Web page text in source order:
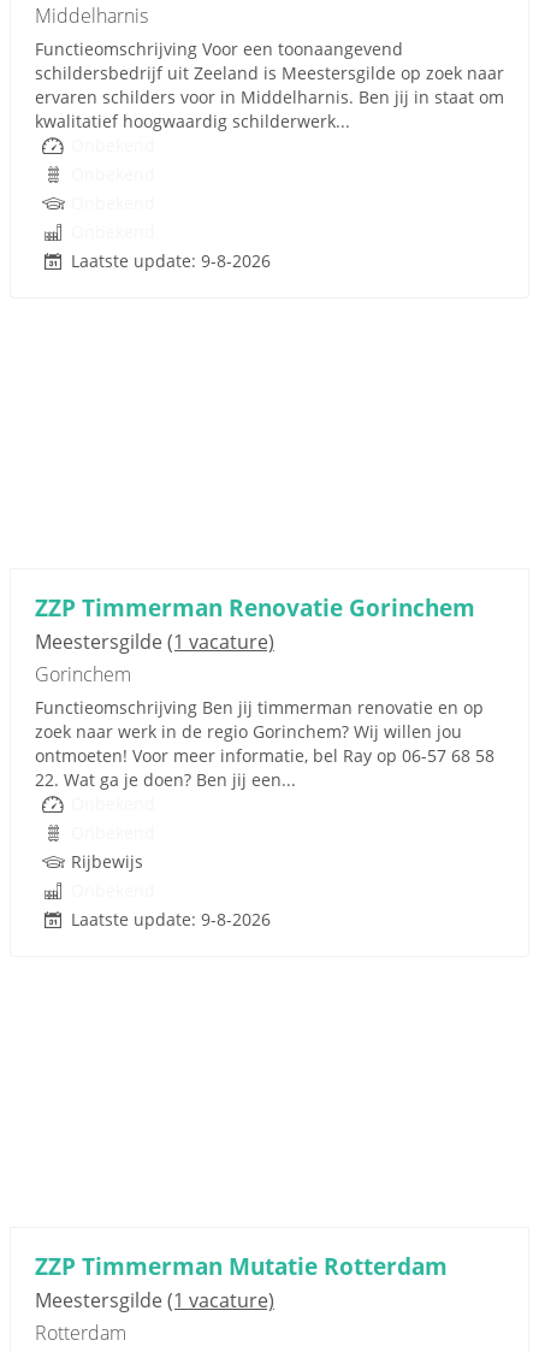
Middelharnis
Functieomschrijving Voor een toonaangevend
schildersbedrijf uit Zeeland is Meestersgilde op zoek naar
ervaren schilders voor in Middelharnis. Ben jij in staat om
kwalitatief hoogwaardig schilderwerk...
Laatste update: 9-8-2026
ZZP Timmerman Renovatie Gorinchem
Meestersgilde(1 vacature)
Gorinchem
Functieomschrijving Ben jij timmerman renovatie en op
zoek naar werk in de regio Gorinchem? Wij willen jou
ontmoeten! Voor meer informatie, bel Ray op 06-57 68 58
22. Wat ga je doen? Ben jij een...
Rijbewijs
Laatste update: 9-8-2026
ZZP Timmerman Mutatie Rotterdam
Meestersgilde(1 vacature)
Rotterdam